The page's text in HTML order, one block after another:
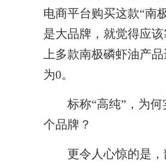
电商平台购买这款“南
是大品牌，就觉得应
上多款南极磷虾油产
为0。
标称“高纯”，为何
个品牌？
更令人心惊的是，